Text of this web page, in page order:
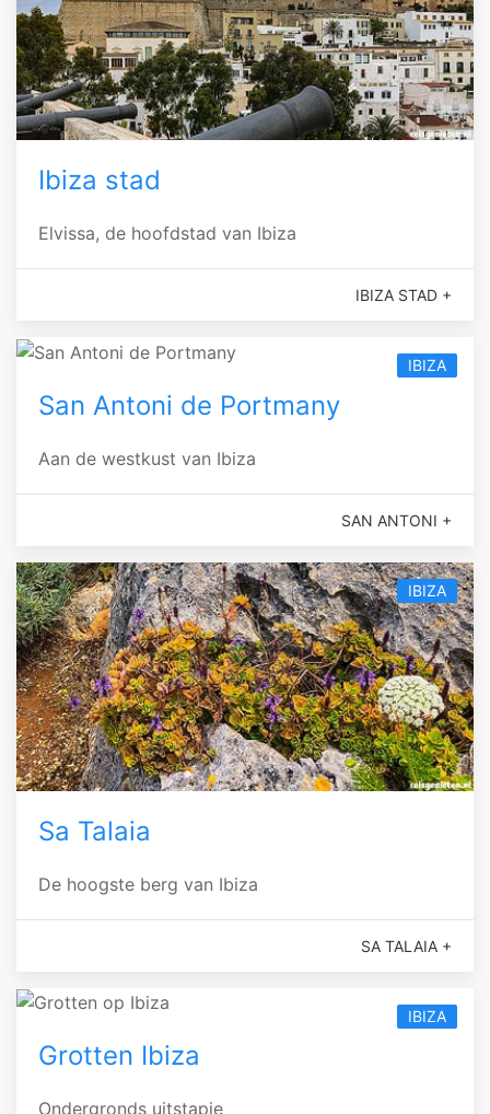
Ibiza stad
Elvissa, de hoofdstad van Ibiza
IBIZA STAD +
IBIZA
San Antoni de Portmany
Aan de westkust van Ibiza
SAN ANTONI +
IBIZA
Sa Talaia
De hoogste berg van Ibiza
SA TALAIA +
IBIZA
Grotten Ibiza
Ondergronds uitstapje